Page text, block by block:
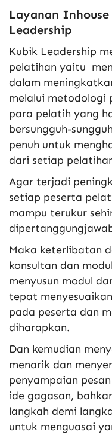
Layanan
Leadership
Kubik Leadership
pelatihan yaitu
dalam
melalui metodologi
para pelatih yang
bersungguh-
penuh untuk
dari setiap
Agar terjadi
setiap peserta
mampu terukur
Maka keterlibatan
konsultan dan
menyusun modul
tepat
pada peserta dan
diharapkan.
Dan kemudian
menarik dan
penyampaian
ide gagasan,
langkah demi
untuk menguasai